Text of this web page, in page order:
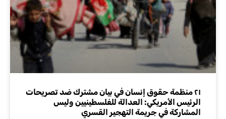
٢١ منظمة حقوق إنسان في بيان مشترك ضد تصريحات
الرئيس الأمريكي: العدالة للفلسطينيين وليس
المشاركة في جريمة التهجير القسري